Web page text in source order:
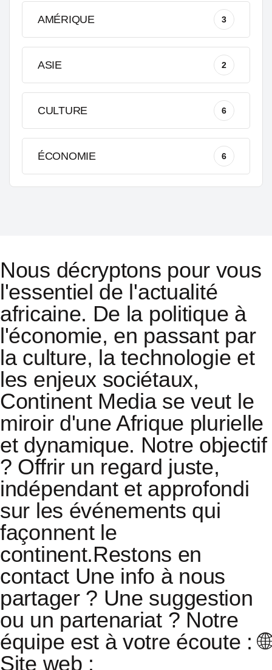
AMÉRIQUE 3
ASIE 2
CULTURE 6
ÉCONOMIE 6
Nous décryptons pour vous
l'essentiel de l'actualité
africaine. De la politique à
l'économie, en passant par
la culture, la technologie et
les enjeux sociétaux,
Continent Media se veut le
miroir d'une Afrique plurielle
et dynamique. Notre objectif
? Offrir un regard juste,
indépendant et approfondi
sur les événements qui
façonnent le
continent.Restons en
contact Une info à nous
partager ? Une suggestion
ou un partenariat ? Notre
équipe est à votre écoute : 🌐
Site web :